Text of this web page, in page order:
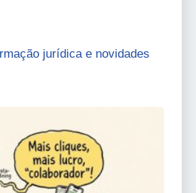
jurídica e novidades